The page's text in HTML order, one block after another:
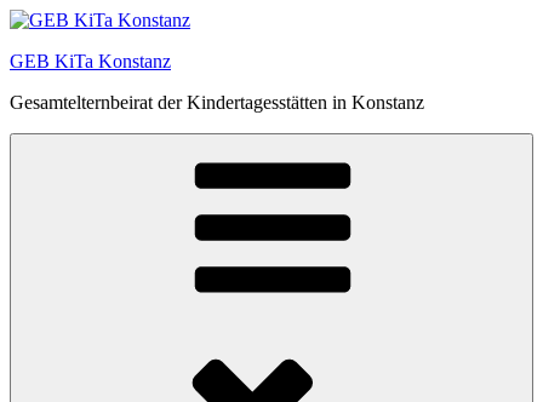
Zum
springen
GEB KiTa Konstanz
Gesamtelternbeirat der Kindertagesstätten in Konstanz